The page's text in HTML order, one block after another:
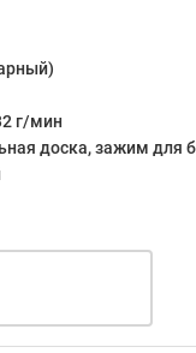
г/мин
доска, зажим для